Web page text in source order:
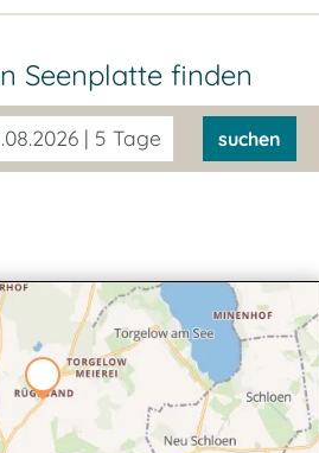
Seenplatte finden
| 5 Tage suchen